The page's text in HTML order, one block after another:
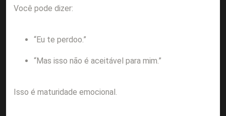
Você pode dizer:
“Eu te perdoo.”
“Mas isso não é aceitável para mim.”
Isso é maturidade emocional.